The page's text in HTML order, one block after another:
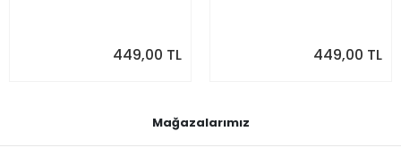
449,00 TL 449,00 TL
Mağazalarımız